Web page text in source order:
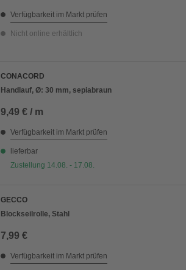
Verfügbarkeit im Markt prüfen
Nicht online erhältlich
CONACORD
Handlauf, Ø: 30 mm, sepiabraun
9,49 € / m
Verfügbarkeit im Markt prüfen
lieferbar
Zustellung 14.08. - 17.08.
GECCO
Blockseilrolle, Stahl
7,99 €
Verfügbarkeit im Markt prüfen